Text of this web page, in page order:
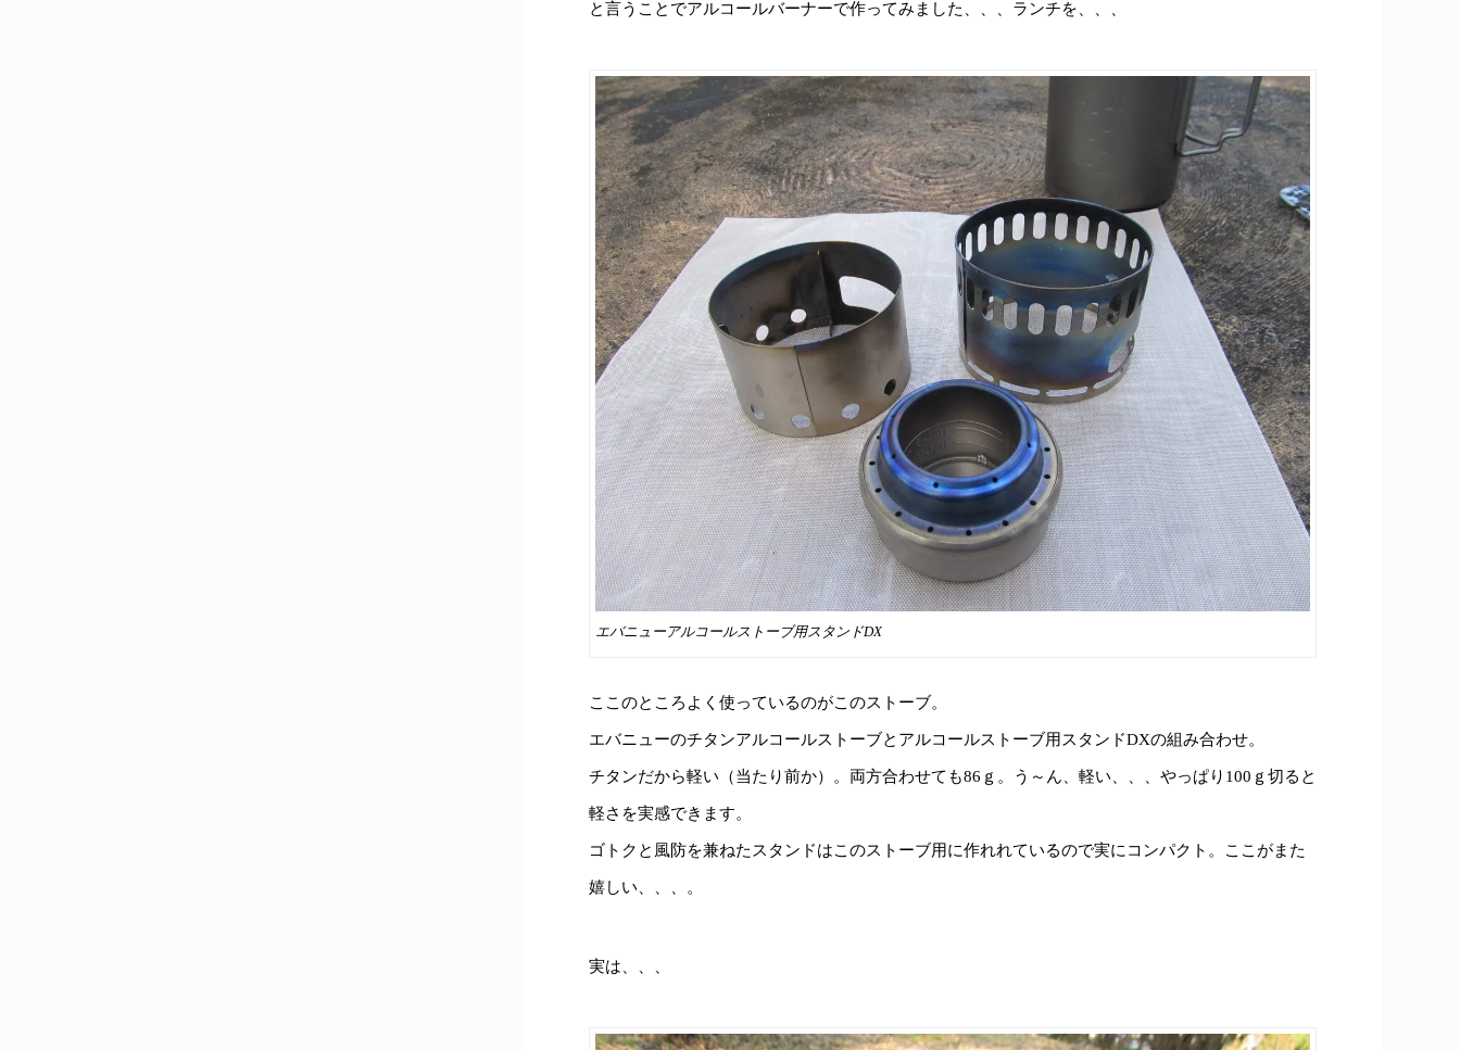
と言うことでアルコールバーナーで作ってみました、、、ランチを、、、
エバニューアルコールストーブ用スタンドDX
ここのところよく使っているのがこのストーブ。
エバニューのチタンアルコールストーブとアルコールストーブ用スタンドDXの組み合わせ。
チタンだから軽い（当たり前か）。両方合わせても86ｇ。う～ん、軽い、、、やっぱり100ｇ切ると
軽さを実感できます。
ゴトクと風防を兼ねたスタンドはこのストーブ用に作れれているので実にコンパクト。ここがまた
嬉しい、、、。
実は、、、